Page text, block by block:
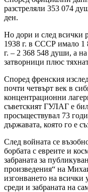
разстреляли 353 074
ден.
Но дори и след всички
1938 г. в СССР имало 1
г. – 2 368 548 души, а
затворници плюс
Според френския
почти четвърт век в
концентрационни
съветският ГУЛАГ е
просъществувал 73
държавата, която го е
След войната се
борбата с евреите и
забраната за
произведения“ на
изгонването на всички
среди и забраната на